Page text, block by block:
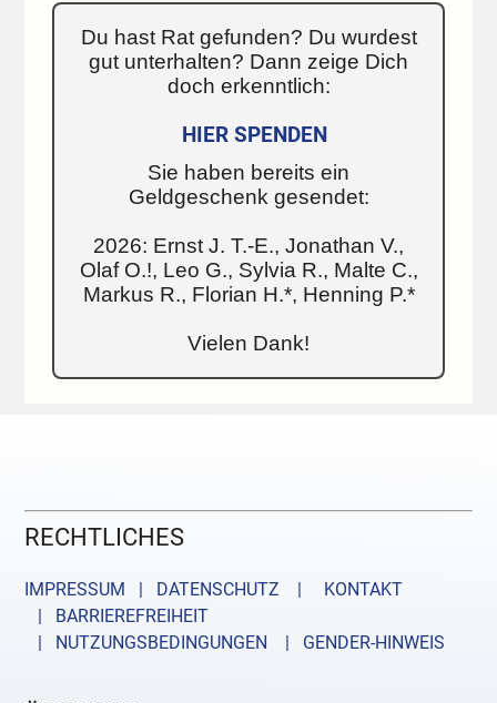
Du hast Rat gefunden? Du wurdest
gut unterhalten? Dann zeige Dich
doch erkenntlich:
HIER SPENDEN
Sie haben bereits ein
Geldgeschenk gesendet:
2026: Ernst J. T.-E., Jonathan V.,
Olaf O.!, Leo G., Sylvia R., Malte C.,
Markus R., Florian H.*, Henning P.*
Vielen Dank!
RECHTLICHES
IMPRESSUM | DATENSCHUTZ |
KONTAKT
| BARRIEREFREIHEIT
| NUTZUNGSBEDINGUNGEN
| GENDER-HINWEIS